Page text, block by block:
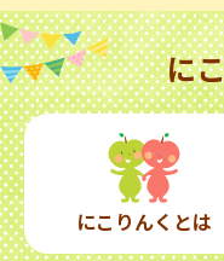
に
にこりんくとは